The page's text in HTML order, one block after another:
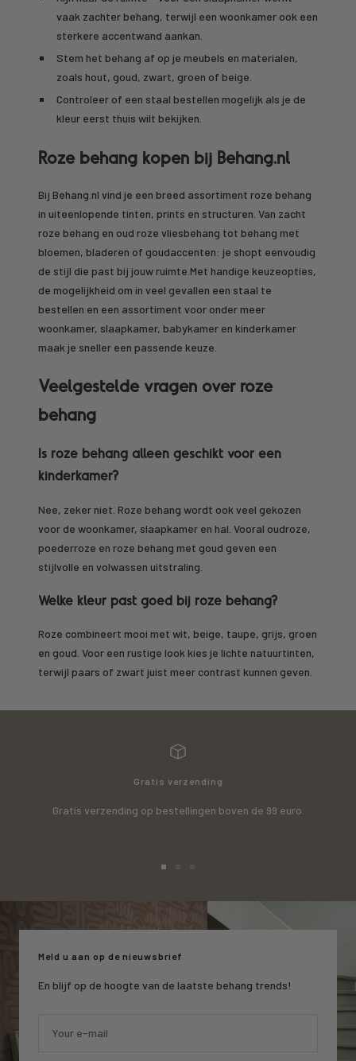
vaak zachter behang, terwijl een woonkamer ook een
sterkere accentwand aankan.
Stem het behang af op je meubels en materialen,
zoals hout, goud, zwart, groen of beige.
Controleer of een staal bestellen mogelijk als je de
kleur eerst thuis wilt bekijken.
Roze behang kopen bij Behang.nl
Bij Behang.nl vind je een breed assortiment roze behang
in uiteenlopende tinten, prints en structuren. Van zacht
roze behang en oud roze vliesbehang tot behang met
bloemen, bladeren of goudaccenten: je shopt eenvoudig
de stijl die past bij jouw ruimte.Met handige keuzeopties,
de mogelijkheid om in veel gevallen een staal te
bestellen en een assortiment voor onder meer
woonkamer, slaapkamer, babykamer en kinderkamer
maak je sneller een passende keuze.
Veelgestelde vragen over roze
behang
Is roze behang alleen geschikt voor een
kinderkamer?
Nee, zeker niet. Roze behang wordt ook veel gekozen
voor de woonkamer, slaapkamer en hal. Vooral oudroze,
poederroze en roze behang met goud geven een
stijlvolle en volwassen uitstraling.
Welke kleur past goed bij roze behang?
Roze combineert mooi met wit, beige, taupe, grijs, groen
en goud. Voor een rustige look kies je lichte natuurtinten,
terwijl paars of zwart juist meer contrast kunnen geven.
Gratis verzending
Gratis verzending op bestellingen boven de 99 euro.
1
2
slide
3
Meld u aan op de nieuwsbrief
En blijf op de hoogte van de laatste behang trends!
Your e-mail